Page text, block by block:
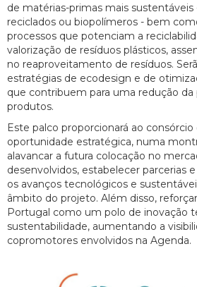
de matérias-primas mais
reciclados ou biopolímeros - bem
processos que potenciam a
valorização de resíduos plásticos,
no reaproveitamento de resíduos.
estratégias de ecodesign e de
que contribuem para uma redução
produtos.
Este palco proporcionará ao
oportunidade estratégica, numa
alavancar a futura colocação no
desenvolvidos, estabelecer parcerias
os avanços tecnológicos e
âmbito do projeto. Além disso,
Portugal como um polo de inovação
sustentabilidade, aumentando a
copromotores envolvidos na Agenda.